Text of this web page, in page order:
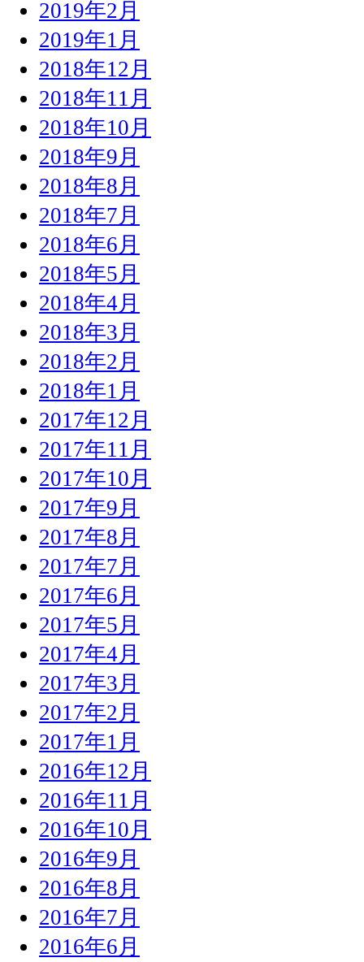
2019年2月
2019年1月
2018年12月
2018年11月
2018年10月
2018年9月
2018年8月
2018年7月
2018年6月
2018年5月
2018年4月
2018年3月
2018年2月
2018年1月
2017年12月
2017年11月
2017年10月
2017年9月
2017年8月
2017年7月
2017年6月
2017年5月
2017年4月
2017年3月
2017年2月
2017年1月
2016年12月
2016年11月
2016年10月
2016年9月
2016年8月
2016年7月
2016年6月